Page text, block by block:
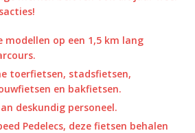
modellen op een 1,5 km lang
toerfietsen, stadsfietsen,
en bakfietsen.
deskundig personeel.
Pedelecs, deze fietsen behalen